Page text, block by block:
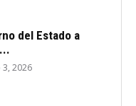
del Estado a
2026